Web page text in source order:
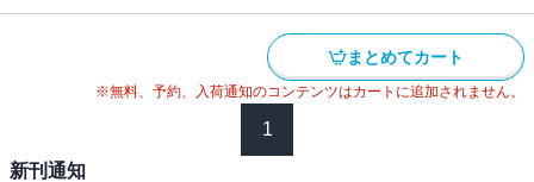
まとめてカート
※無料、予約、入荷通知のコンテンツはカートに追加されません。
1
新刊通知